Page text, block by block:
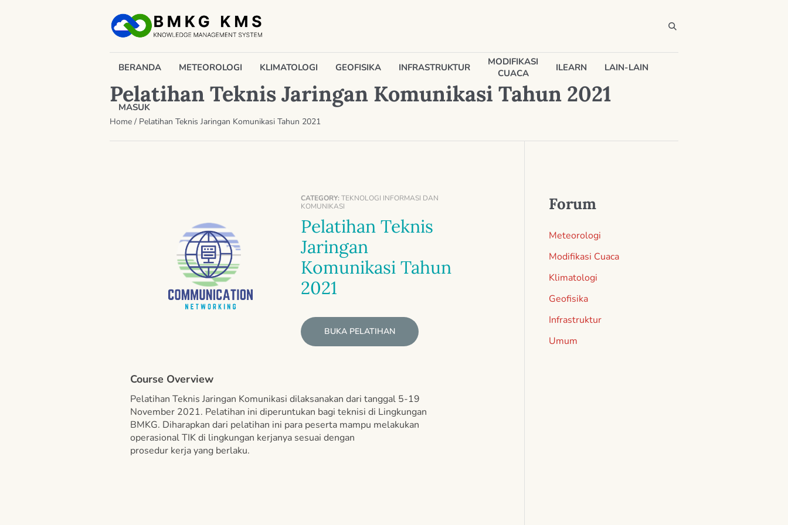
BERANDA METEOROLOGI KLIMATOLOGI GEOFISIKA INFRASTRUKTUR
MODIFIKASI
CUACA
ILEARN LAIN-LAIN
MASUK
Pelatihan Teknis Jaringan Komunikasi Tahun 2021
Home / Pelatihan Teknis Jaringan Komunikasi Tahun 2021
CATEGORY: TEKNOLOGI INFORMASI DAN
KOMUNIKASI
Pelatihan Teknis
Jaringan
Komunikasi Tahun
2021
BUKA PELATIHAN
Course Overview
Pelatihan Teknis Jaringan Komunikasi dilaksanakan dari tanggal 5-19
November 2021. Pelatihan ini diperuntukan bagi teknisi di Lingkungan
BMKG. Diharapkan dari pelatihan ini para peserta mampu melakukan
operasional TIK di lingkungan kerjanya sesuai dengan
prosedur kerja yang berlaku.
Forum
Meteorologi
Modifikasi Cuaca
Klimatologi
Geofisika
Infrastruktur
Umum